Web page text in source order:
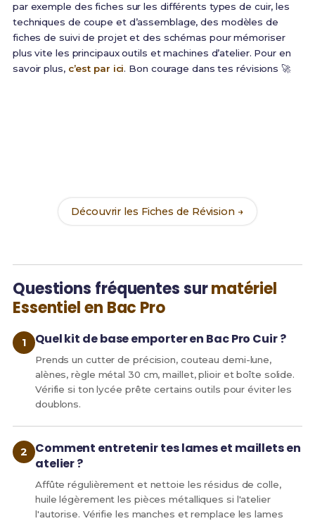
par exemple des fiches sur les différents types de cuir, les
techniques de coupe et d’assemblage, des modèles de
fiches de suivi de projet et des schémas pour mémoriser
plus vite les principaux outils et machines d’atelier. Pour en
savoir plus, c’est par ici. Bon courage dans tes révisions 🚀
Découvrir les Fiches de Révision →
Questions fréquentes surmatériel
Essentiel en Bac Pro
Quel kit de base emporter en Bac Pro Cuir ?
Prends un cutter de précision, couteau demi-lune,
alènes, règle métal 30 cm, maillet, plioir et boîte solide.
Vérifie si ton lycée prête certains outils pour éviter les
doublons.
Comment entretenir tes lames et maillets en
atelier ?
Affûte régulièrement et nettoie les résidus de colle,
huile légèrement les pièces métalliques si l'atelier
l'autorise. Vérifie les manches et remplace les lames